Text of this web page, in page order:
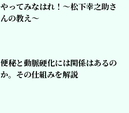
やってみなはれ！～松下幸之助さ
んの教え～
便秘と動脈硬化には関係はあるの
か。その仕組みを解説